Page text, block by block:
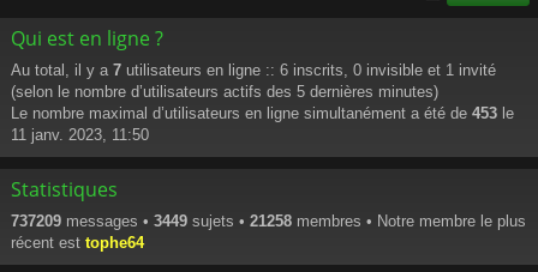
Qui est en ligne ?
Au total, il y a 7 utilisateurs en ligne :: 6 inscrits, 0 invisible et 1 invité
(selon le nombre d’utilisateurs actifs des 5 dernières minutes)
Le nombre maximal d’utilisateurs en ligne simultanément a été de 453 le
11 janv. 2023, 11:50
Statistiques
737209 messages • 3449 sujets • 21258 membres • Notre membre le plus
récent est tophe64